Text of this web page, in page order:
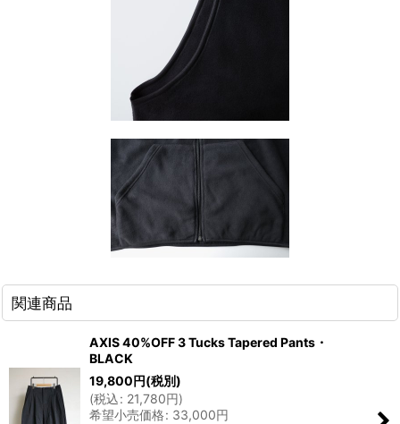
関連商品
AXIS 40%OFF 3 Tucks Tapered Pants・
BLACK
19,800円(税別)
(税込: 21,780円)
希望小売価格: 33,000円